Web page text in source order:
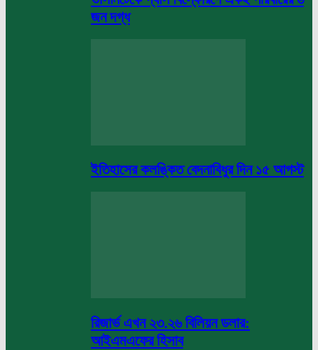
জন দগ্ধ
ইতিহাসের কলঙ্কিত বেদনাবিধুর দিন ১৫ আগস্ট
রিজার্ভ এখন ২৩.২৬ বিলিয়ন ডলার:
আইএমএফের হিসাব